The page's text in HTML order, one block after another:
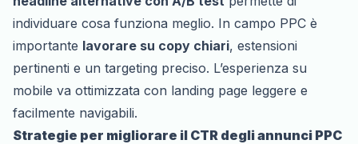
individuare cosa funziona meglio. In campo PPC è
importante lavorare su copy chiari, estensioni
pertinenti e un targeting preciso. L’esperienza su
mobile va ottimizzata con landing page leggere e
facilmente navigabili.
Strategie per migliorare il CTR degli annunci PPC